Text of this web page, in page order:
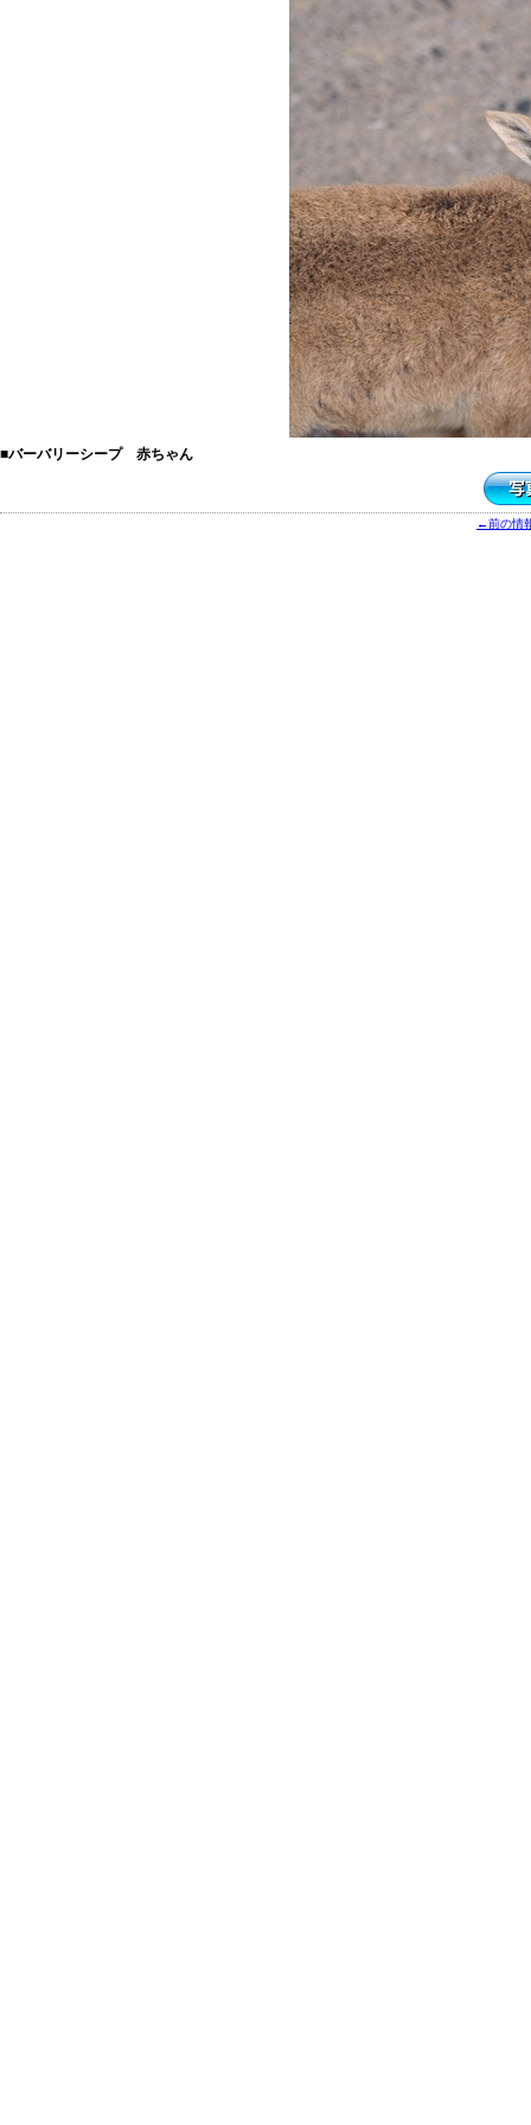
■バーバリーシープ 赤ちゃん
←前の情